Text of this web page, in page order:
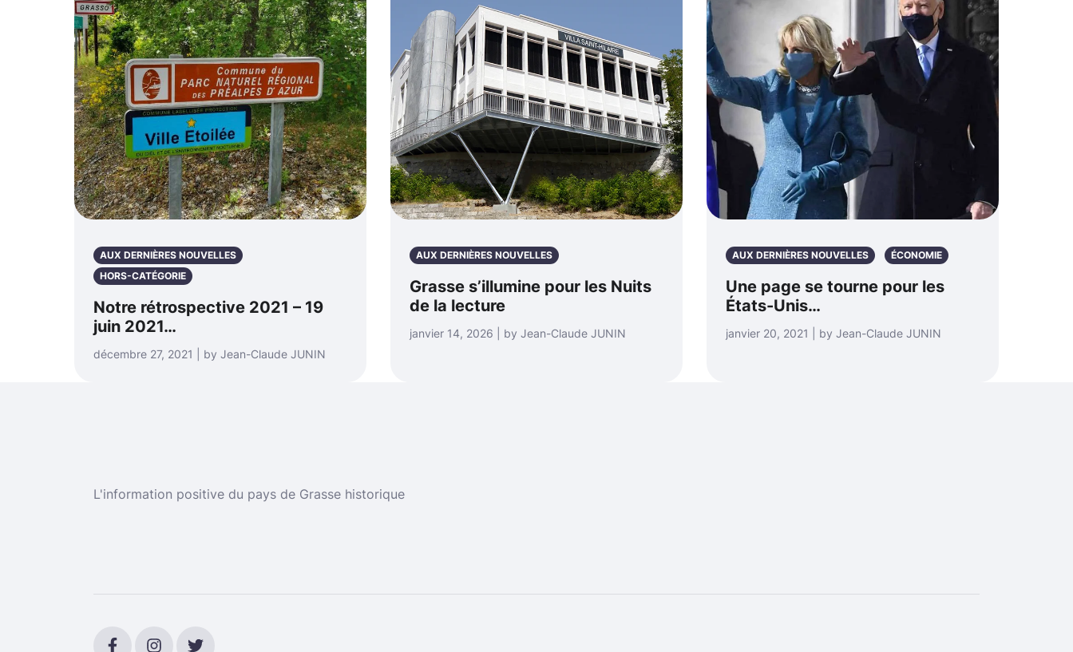
AUX DERNIÈRES NOUVELLES
HORS-CATÉGORIE
Notre rétrospective 2021 – 19
juin 2021…
décembre 27, 2021 | by Jean-Claude JUNIN
AUX DERNIÈRES NOUVELLES
Grasse s’illumine pour les Nuits
de la lecture
janvier 14, 2026 | by Jean-Claude JUNIN
AUX DERNIÈRES NOUVELLES ÉCONOMIE
Une page se tourne pour les
États-Unis…
janvier 20, 2021 | by Jean-Claude JUNIN
L'information positive du pays de Grasse historique